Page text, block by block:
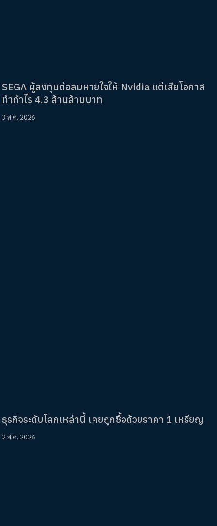
SEGA ผู้ลงทุนต่อลมหายใจให้ Nvidia แต่เสียโอกาส
ทำกำไร 4.3 ล้านล้านบาท
3 ส.ค. 2026
ธุรกิจระดับโลกเหล่านี้ เคยถูกซื้อด้วยราคา 1 เหรียญ
2 ส.ค. 2026